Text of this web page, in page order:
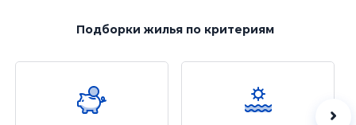
Подборки жильяпо критериям